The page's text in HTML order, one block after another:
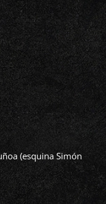
(esquina Simón